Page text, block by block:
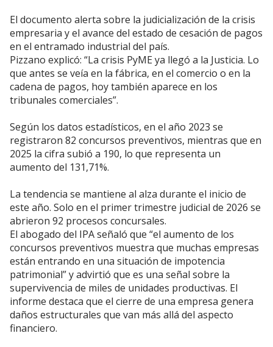
El documento alerta sobre la judicialización de la crisis
empresaria y el avance del estado de cesación de pagos
en el entramado industrial del país.
Pizzano explicó: “La crisis PyME ya llegó a la Justicia. Lo
que antes se veía en la fábrica, en el comercio o en la
cadena de pagos, hoy también aparece en los
tribunales comerciales”.
Según los datos estadísticos, en el año 2023 se
registraron 82 concursos preventivos, mientras que en
2025 la cifra subió a 190, lo que representa un
aumento del 131,71%.
La tendencia se mantiene al alza durante el inicio de
este año. Solo en el primer trimestre judicial de 2026 se
abrieron 92 procesos concursales.
El abogado del IPA señaló que “el aumento de los
concursos preventivos muestra que muchas empresas
están entrando en una situación de impotencia
patrimonial” y advirtió que es una señal sobre la
supervivencia de miles de unidades productivas. El
informe destaca que el cierre de una empresa genera
daños estructurales que van más allá del aspecto
financiero.